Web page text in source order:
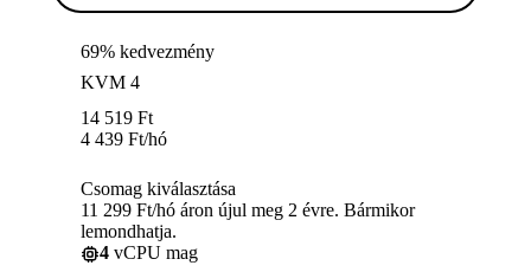
69% kedvezmény
KVM 4
14 519 Ft
4 439 Ft/hó
Csomag kiválasztása
11 299 Ft/hó áron újul meg 2 évre. Bármikor
lemondhatja.
4 vCPU mag